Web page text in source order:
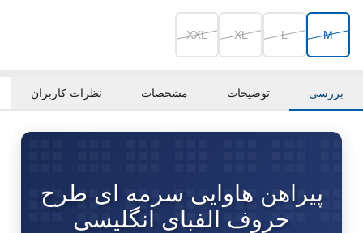
M
L
XL
XXL
بررسی توضیحات مشخصات نظرات کاربران
پیراهن هاوایی سرمه ای طرح
حروف الفبای انگلیسی